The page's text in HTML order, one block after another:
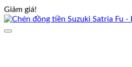
Giảm giá!